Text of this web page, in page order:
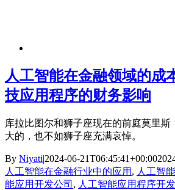
人工智能在金融领域的成
技应用程序的财务影响
库拉比图尔和狮子座现在的前庭莫里
大的，也不如狮子座充满哀悼。
By Niyati|2024-06-21T06:45:41+00:00
人工智能在金融行业中的应用 , 人工智
能应用开发公司 , 人工智能应用程序开发